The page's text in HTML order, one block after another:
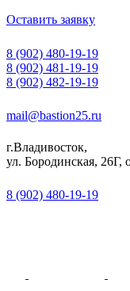
Оставить заявку
8 (902) 480-19-19
8 (902) 481-19-19
8 (902) 482-19-19
mail@bastion25.ru
г.Владивосток,
ул. Бородинская, 26Г,
8 (902) 480-19-19